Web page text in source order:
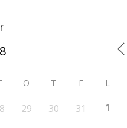
O T F L
29 30 31 1